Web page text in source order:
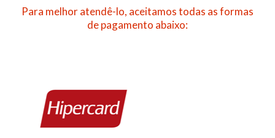
Para melhor atendê-lo, aceitamos todas as formas
de pagamento abaixo: